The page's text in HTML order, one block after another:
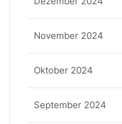
November 2024
Oktober 2024
September 2024